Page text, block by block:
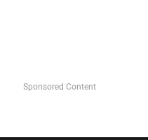
Sponsored Content